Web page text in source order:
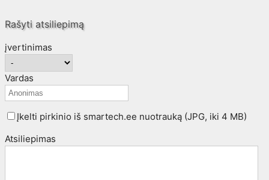
Rašyti atsiliepimą
įvertinimas
Vardas
Įkelti pirkinio iš smartech.ee nuotrauką (JPG, iki 4 MB)
Atsiliepimas